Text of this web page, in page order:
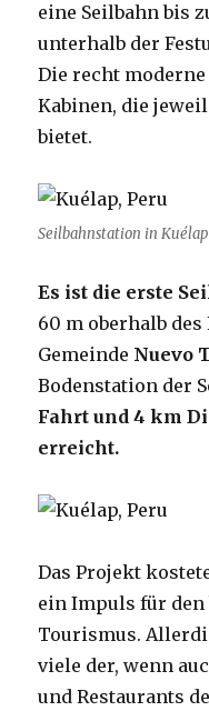
eine Seilbahn bis
unterhalb der
Die recht
Kabinen, die
bietet.
Seilbahnstation in Kuélap
Es ist die erste
60 m oberhalb
Gemeinde Nuevo
Bodenstation der
Fahrt und 4 km
erreicht.
Das Projekt
ein Impuls für
Tourismus.
viele der, wenn
und Restaurants